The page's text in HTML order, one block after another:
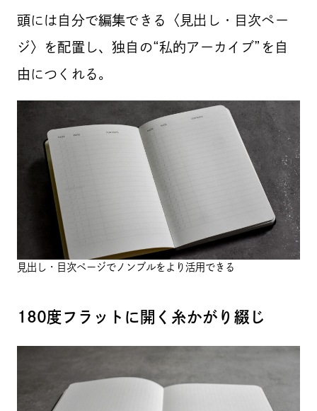
頭には自分で編集できる〈見出し・目次ペー
ジ〉を配置し、独自の“私的アーカイブ”を自
由につくれる。
見出し・目次ページでノンブルをより活用できる
180度フラットに開く糸かがり綴じ